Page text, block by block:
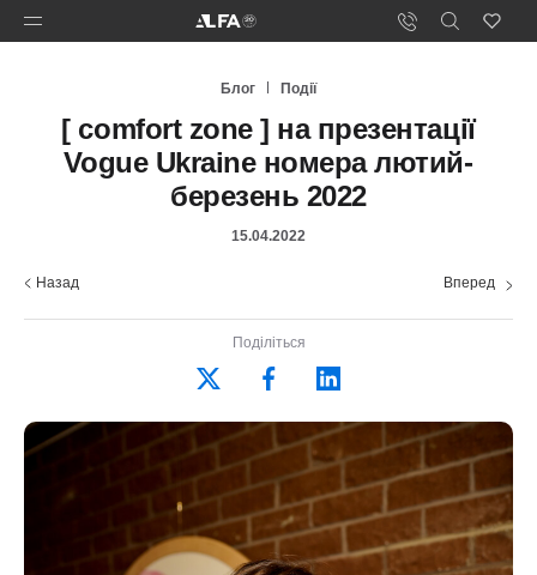
Блог Події
[ comfort zone ] на презентації
Vogue Ukraine номера лютий-
березень 2022
15.04.2022
Назад Вперед
Поділіться